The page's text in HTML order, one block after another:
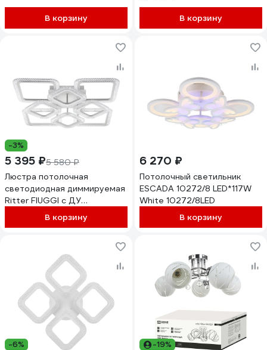
В корзину
45м белый/золото 51612 9
В корзину
-3%
5 395 ₽5 580 ₽
Люстра потолочная
светодиодная диммируемая
Ritter FIUGGI с ДУ
590x590x118мм 242Вт
2700K/4200K/6400K 46м
В корзину
6 270 ₽
Потолочный светильник
ESCADA 10272/8 LED*117W
White 10272/8LED
В корзину
-6% -19%